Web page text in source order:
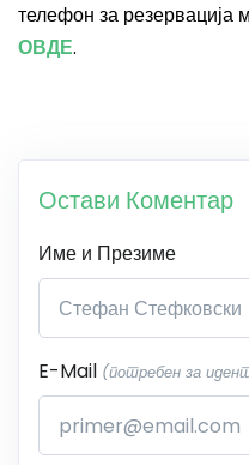
телефон за резервација
ОВДЕ.
Остави Коментар
Име и Презиме
E-Mail (потребен за